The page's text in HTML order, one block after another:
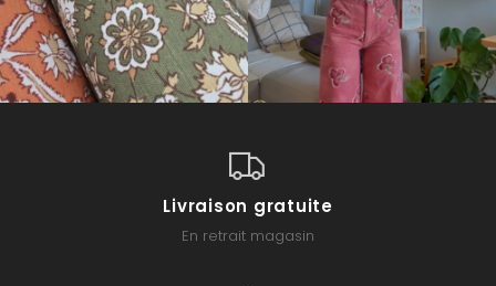
Livraison gratuite
En retrait magasin